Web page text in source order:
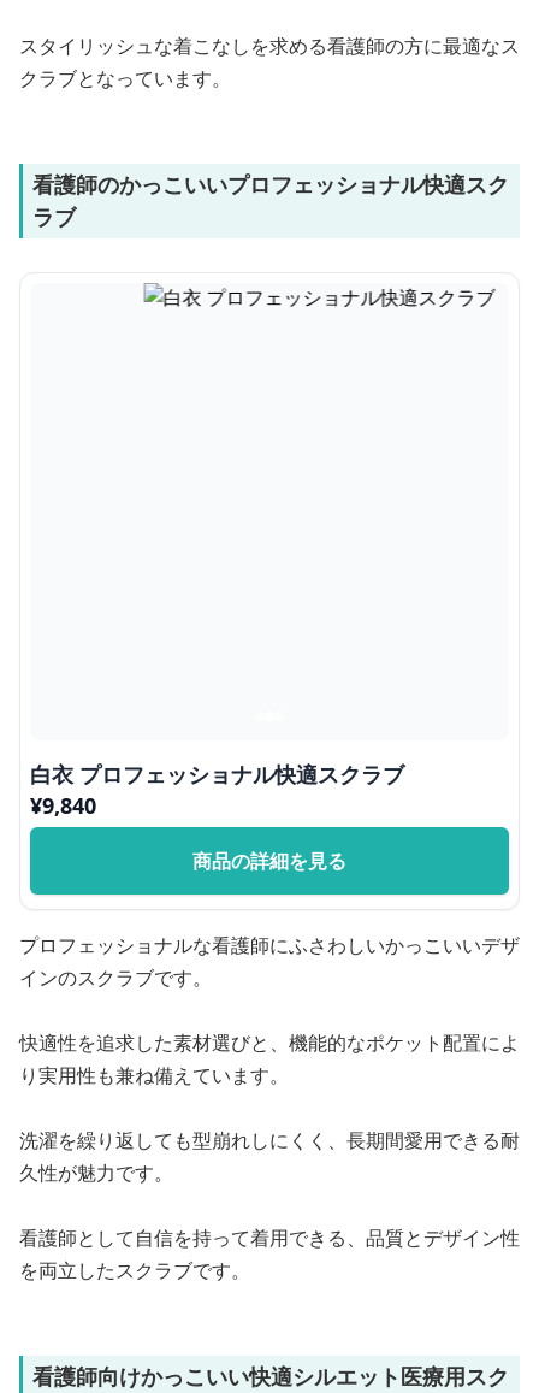
スタイリッシュな着こなしを求める看護師の方に最適なス
クラブとなっています。
看護師のかっこいいプロフェッショナル快適スク
ラブ
白衣 プロフェッショナル快適スクラブ
¥9,840
商品の詳細を見る
プロフェッショナルな看護師にふさわしいかっこいいデザ
インのスクラブです。
快適性を追求した素材選びと、機能的なポケット配置によ
り実用性も兼ね備えています。
洗濯を繰り返しても型崩れしにくく、長期間愛用できる耐
久性が魅力です。
看護師として自信を持って着用できる、品質とデザイン性
を両立したスクラブです。
看護師向けかっこいい快適シルエット医療用スク